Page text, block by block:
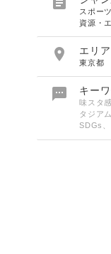
スポー
資源・
 エリア
東京都
 キー
味スタ
タジア
SDGs